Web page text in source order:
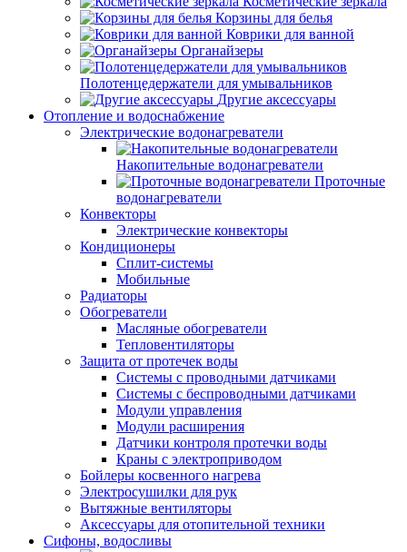
Корзины для белья
Коврики для ванной
Органайзеры
Полотенцедержатели для умывальников
Другие аксессуары
Отопление и водоснабжение
Электрические водонагреватели
Накопительные водонагреватели
Проточные
водонагреватели
Конвекторы
Электрические конвекторы
Кондиционеры
Сплит-системы
Мобильные
Радиаторы
Обогреватели
Масляные обогреватели
Тепловентиляторы
Защита от протечек воды
Системы с проводными датчиками
Системы с беспроводными датчиками
Модули управления
Модули расширения
Датчики контроля протечки воды
Краны с электроприводом
Бойлеры косвенного нагрева
Электросушилки для рук
Вытяжные вентиляторы
Аксессуары для отопительной техники
Сифоны, водосливы